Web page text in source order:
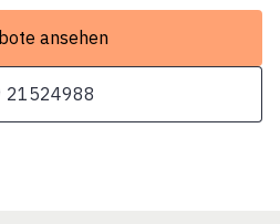
ansehen
21524988